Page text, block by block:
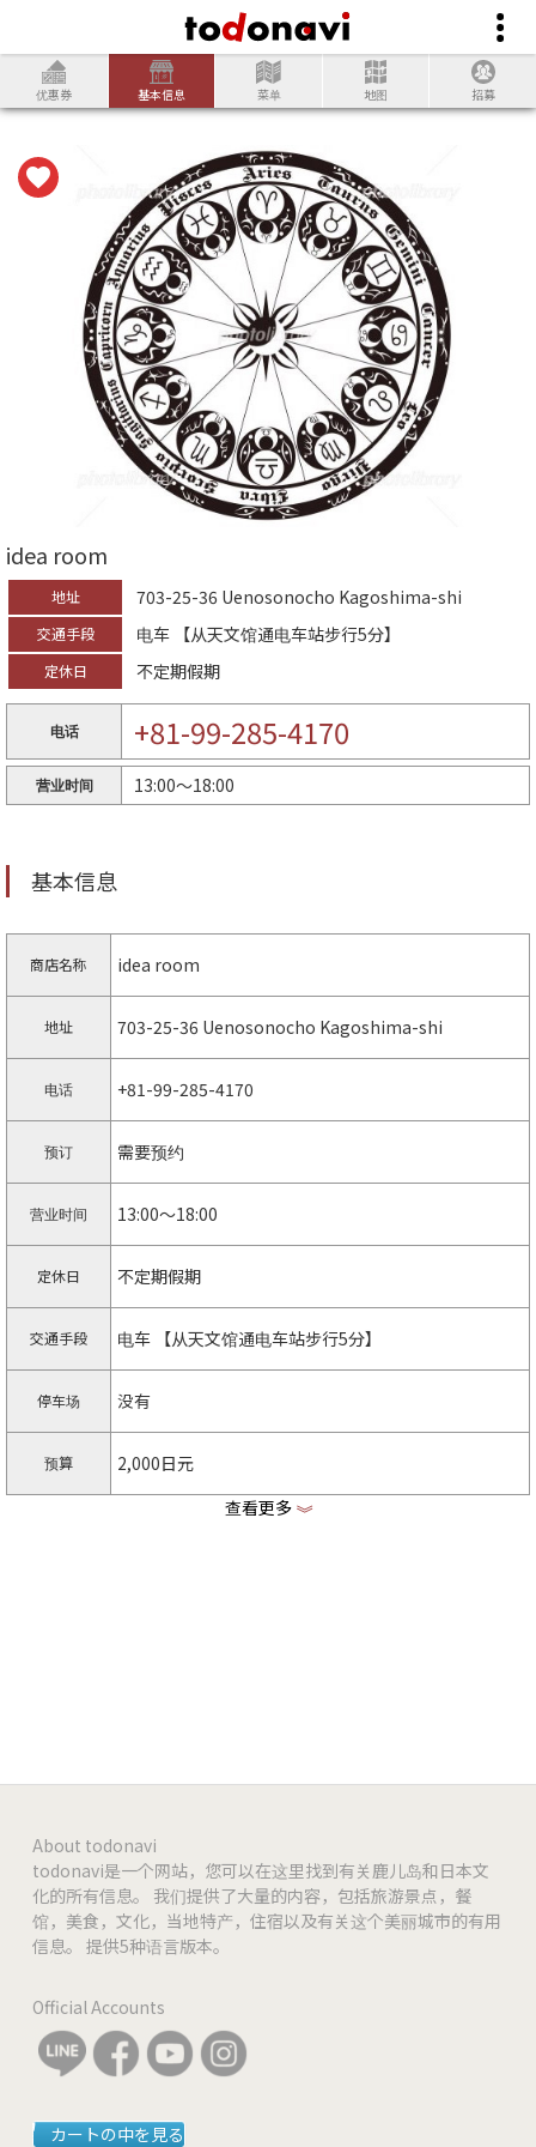
优惠券 基本信息 菜单 地图 招募
idea room
地址 703-25-36 Uenosonocho Kagoshima-shi
交通手段 电车 【从天文馆通电车站步行5分】
定休日 不定期假期
电话 +81-99-285-4170
营业时间 13:00〜18:00
基本信息
商店名称 idea room
地址 703-25-36 Uenosonocho Kagoshima-shi
电话 +81-99-285-4170
预订 需要预约
营业时间 13:00〜18:00
定休日 不定期假期
交通手段 电车 【从天文馆通电车站步行5分】
停车场 没有
预算 2,000日元
-
查看更多《
About todonavi
todonavi是一个网站，您可以在这里找到有关鹿儿岛和日本文
化的所有信息。 我们提供了大量的内容，包括旅游景点，餐
馆，美食，文化，当地特产，住宿以及有关这个美丽城市的有用
信息。 提供5种语言版本。
Official Accounts
カートの中を見る